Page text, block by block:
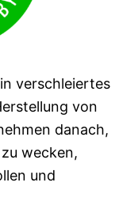
verschleiertes
von
danach,
wecken,
und